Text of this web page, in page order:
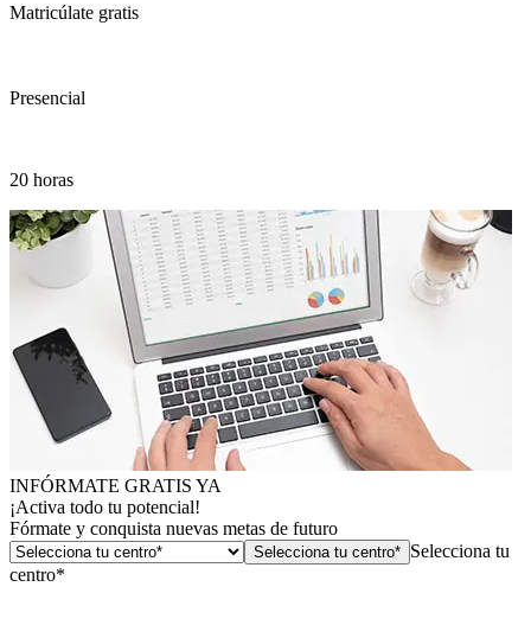
Matricúlate gratis
Presencial
20 horas
INFÓRMATE GRATIS YA
¡Activa todo tu potencial!
Fórmate y conquista nuevas metas de futuro
Selecciona tu centro* Selecciona tu
centro*